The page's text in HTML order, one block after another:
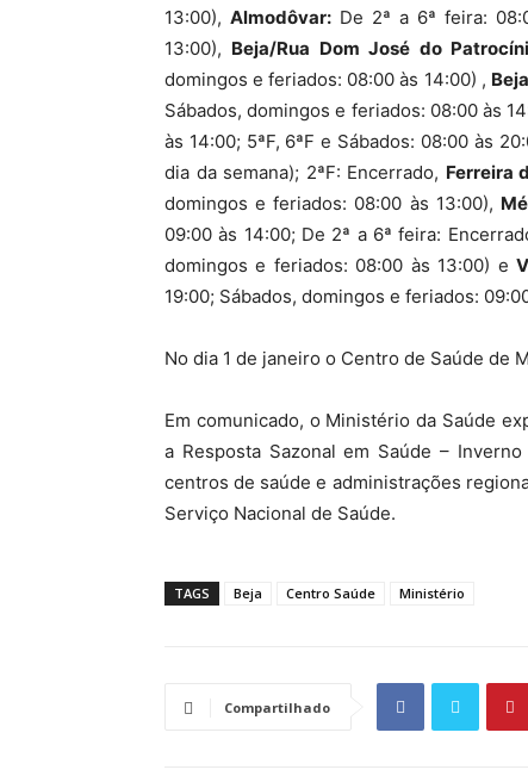
13:00), Almodôvar: De 2ª a 6ª feira:
13:00), Beja/Rua Dom José do
domingos e feriados: 08:00 às 14:00) , Beja
Sábados, domingos e feriados: 08:00 às
às 14:00; 5ªF, 6ªF e Sábados: 08:00 às
dia da semana); 2ªF: Encerrado, Ferreira
domingos e feriados: 08:00 às 13:00),
09:00 às 14:00; De 2ª a 6ª feira:
domingos e feriados: 08:00 às 13:00) e
19:00; Sábados, domingos e feriados:
No dia 1 de janeiro o Centro de Saúde de
Em comunicado, o Ministério da Saúde
a Resposta Sazonal em Saúde –
centros de saúde e administrações
Serviço Nacional de Saúde.
TAGS Beja Centro Saúde Ministério
Compartilhado